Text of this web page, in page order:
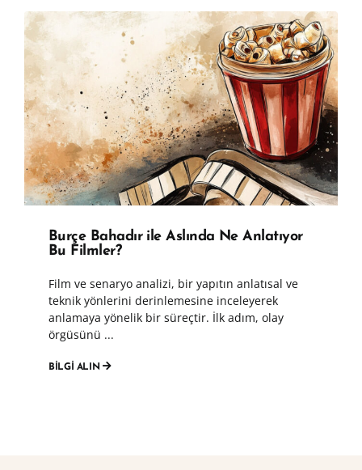
Burçe Bahadır ile Aslında Ne Anlatıyor
Bu Filmler?
Film ve senaryo analizi, bir yapıtın anlatısal ve
teknik yönlerini derinlemesine inceleyerek
anlamaya yönelik bir süreçtir. İlk adım, olay
örgüsünü ...
BİLGİ ALIN